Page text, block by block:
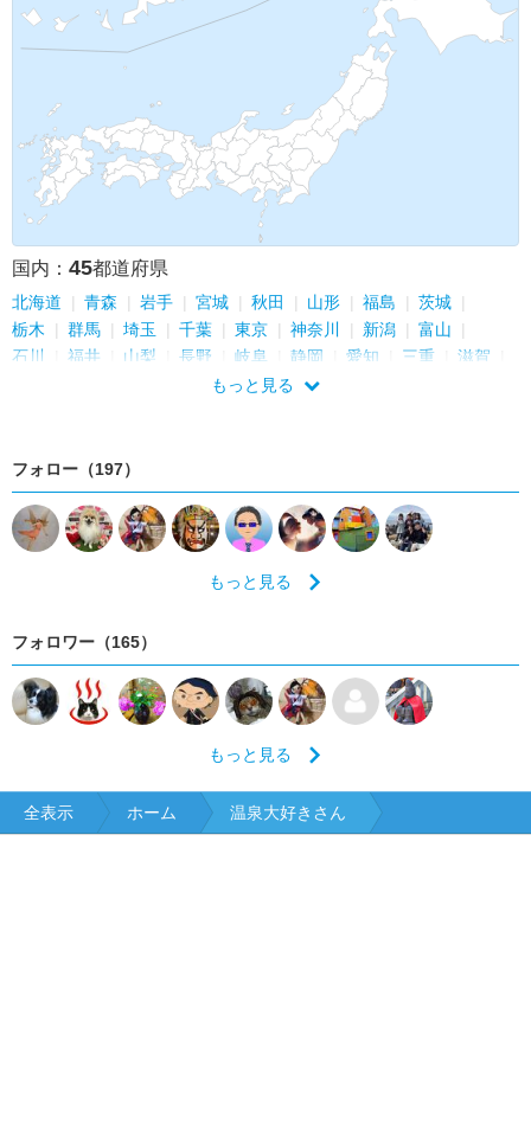
国内： 45都道府県
北海道 青森 岩手 宮城 秋田 山形 福島
茨城
栃木
群馬 埼玉 千葉 東京 神奈川 新潟
富山
石川
福井 山梨 長野 岐阜 静岡 愛知 三重
滋賀
和歌山 鳥取
もっと見る
フォロー（197）
もっと見る
フォロワー（165）
もっと見る
全表示 ホーム 温泉大好きさん